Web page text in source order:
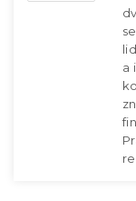
a